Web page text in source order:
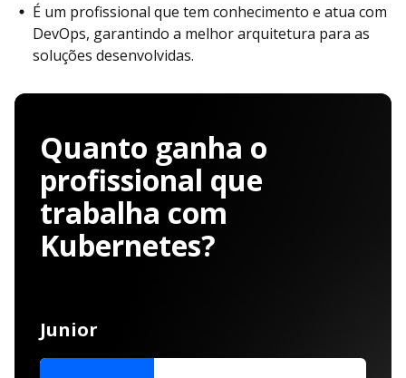
É um profissional que tem conhecimento e atua com
DevOps, garantindo a melhor arquitetura para as
soluções desenvolvidas.
Quanto ganha o
profissional que
trabalha com
Kubernetes?
Junior